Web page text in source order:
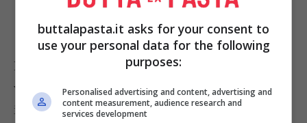
piacere con qualche frutto di mare.
Fate attenzione che ilsurimi, che frequentemente
viene chiamato polpa di granchio, e solo un
impasto di polpa di pesci vari con addensanti,
buttalapasta.it asks for your consent to
use your personal data for the following
purposes:
Personalised advertising and content, advertising and
content measurement, audience research and
services development